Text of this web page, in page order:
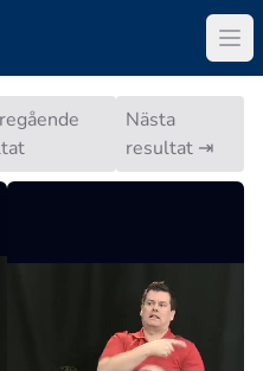
Nästa
resultat ⇥